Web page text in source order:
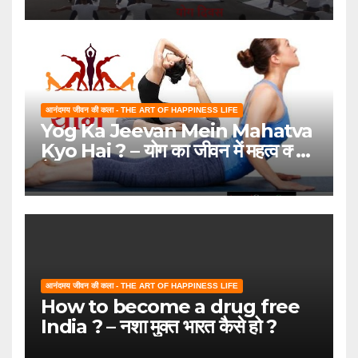
आनंदमय जीवन की कला - THE ART OF HAPPINESS LIFE
Yog Ka Jeevan Mein Mahatva
Kyo Hai ? – योग का जीवन में महत्व क्यों
है ?
आनंदमय जीवन की कला - THE ART OF HAPPINESS LIFE
How to become a drug free
India ? – नशा मुक्त भारत कैसे हो ?